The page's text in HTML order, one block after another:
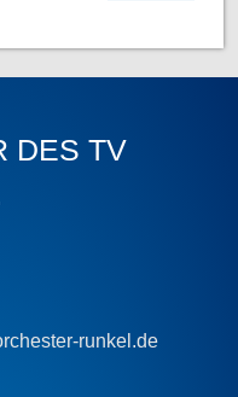
DES TV
runkel.de